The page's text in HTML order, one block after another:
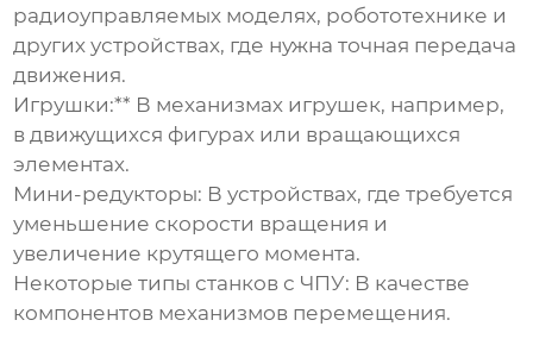
радиоуправляемых моделях, робототехнике и
других устройствах, где нужна точная передача
движения.
Игрушки:** В механизмах игрушек, например,
в движущихся фигурах или вращающихся
элементах.
Мини-редукторы: В устройствах, где требуется
уменьшение скорости вращения и
увеличение крутящего момента.
Некоторые типы станков с ЧПУ: В качестве
компонентов механизмов перемещения.